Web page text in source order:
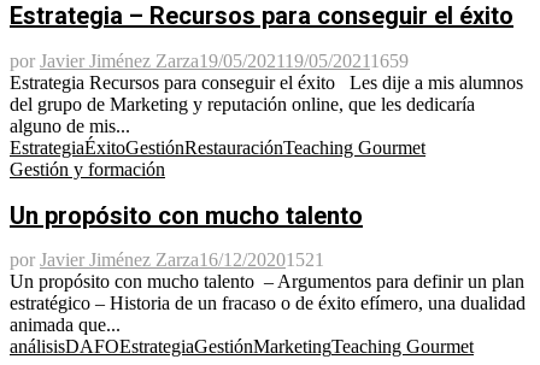
Estrategia – Recursos para conseguir el éxito
por Javier Jiménez Zarza19/05/202119/05/20211659
Estrategia Recursos para conseguir el éxito Les dije a mis alumnos
del grupo de Marketing y reputación online, que les dedicaría
alguno de mis...
EstrategiaÉxitoGestiónRestauraciónTeaching Gourmet
Gestión y formación
Un propósito con mucho talento
por Javier Jiménez Zarza16/12/20201521
Un propósito con mucho talento – Argumentos para definir un plan
estratégico – Historia de un fracaso o de éxito efímero, una dualidad
animada que...
análisisDAFOEstrategiaGestiónMarketingTeaching Gourmet